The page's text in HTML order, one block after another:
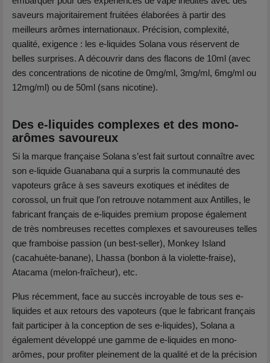
saveurs majoritairement fruitées élaborées à partir des
meilleurs arômes internationaux. Précision, complexité,
qualité, exigence : les e-liquides Solana vous réservent de
belles surprises. A découvrir dans des flacons de 10ml (avec
des concentrations de nicotine de 0mg/ml, 3mg/ml, 6mg/ml ou
12mg/ml) ou de 50ml (sans nicotine).
Des e-liquides complexes et des mono-
arômes savoureux
Si la marque française Solana s’est fait surtout connaître avec
son e-liquide Guanabana qui a surpris la communauté des
vapoteurs grâce à ses saveurs exotiques et inédites de
corossol, un fruit que l’on retrouve notamment aux Antilles, le
fabricant français de e-liquides premium propose également
de très nombreuses recettes complexes et savoureuses telles
que framboise passion (un best-seller), Monkey Island
(cacahuète-banane), Lhassa (bonbon à la violette-fraise),
Atacama (melon-fraîcheur), etc.
Plus récemment, face au succès incroyable de tous ses e-
liquides et aux retours des vapoteurs (que le fabricant français
fait participer à la conception de ses e-liquides), Solana a
également développé une gamme de e-liquides en mono-
arômes, pour profiter pleinement de la qualité et de la précision